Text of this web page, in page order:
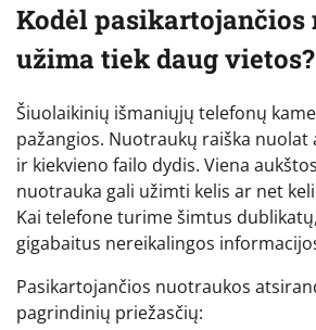
Kodėl pasikartojančios
užima tiek daug vietos?
Šiuolaikinių išmaniųjų telefonų
pažangios. Nuotraukų raiška nuolat
ir kiekvieno failo dydis. Viena
nuotrauka gali užimti kelis ar net
Kai telefone turime šimtus
gigabaitus nereikalingos
Pasikartojančios nuotraukos
pagrindinių priežasčių: